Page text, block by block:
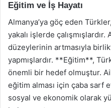
Eğitim ve İş Hayatı
Almanya’ya göç eden
yakalı işlerde
düzeylerinin artmasıyla
yapmışlardır. **Eğitim**,
önemli bir hedef olmuştur.
eğitim alması için çaba sarf
sosyal ve ekonomik olarak